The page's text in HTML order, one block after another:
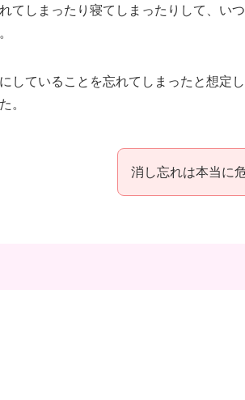
てしまったり寝てしまったりして、い
していることを忘れてしまったと想定
。
消し忘れは本当に